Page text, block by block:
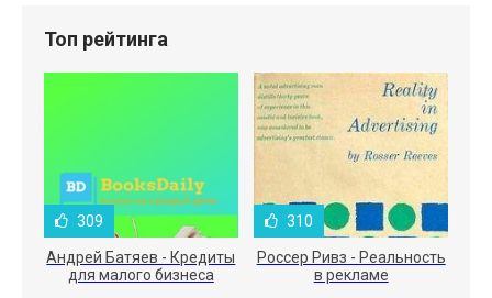
Топ рейтинга
309
Андрей Батяев - Кредиты
для малого бизнеса
310
Россер Ривз - Реальность
в рекламе